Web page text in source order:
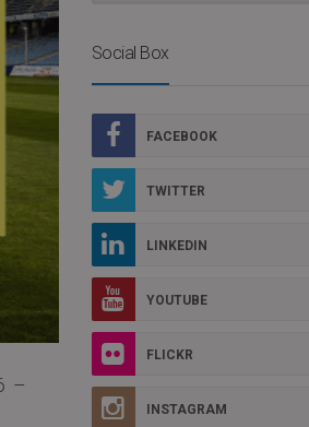
–
Social Box
FACEBOOK
TWITTER
LINKEDIN
YOUTUBE
FLICKR
INSTAGRAM